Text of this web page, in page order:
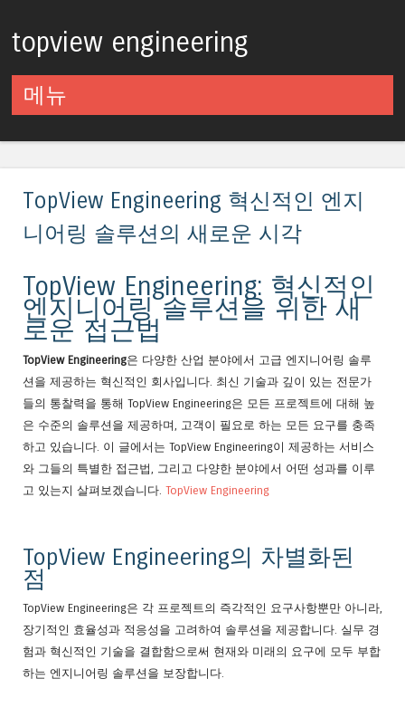
topview engineering
메뉴
TopView Engineering 혁신적인 엔지
니어링 솔루션의 새로운 시각
TopView Engineering: 혁신적인
엔지니어링 솔루션을 위한 새
로운 접근법
TopView Engineering은 다양한 산업 분야에서 고급 엔지니어링 솔루
션을 제공하는 혁신적인 회사입니다. 최신 기술과 깊이 있는 전문가
들의 통찰력을 통해 TopView Engineering은 모든 프로젝트에 대해 높
은 수준의 솔루션을 제공하며, 고객이 필요로 하는 모든 요구를 충족
하고 있습니다. 이 글에서는 TopView Engineering이 제공하는 서비스
와 그들의 특별한 접근법, 그리고 다양한 분야에서 어떤 성과를 이루
고 있는지 살펴보겠습니다. TopView Engineering
TopView Engineering의 차별화된
점
TopView Engineering은 각 프로젝트의 즉각적인 요구사항뿐만 아니라,
장기적인 효율성과 적응성을 고려하여 솔루션을 제공합니다. 실무 경
험과 혁신적인 기술을 결합함으로써 현재와 미래의 요구에 모두 부합
하는 엔지니어링 솔루션을 보장합니다.